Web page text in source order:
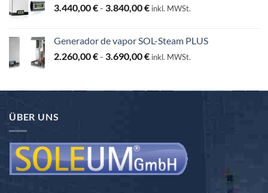
3.440,00€- 3.840,00€Rango
desde
3.440,00 €
inkl. MWSt.
Generador de vapor SOL-Steam PLUS
2.260,00€- 3.690,00€Rango
desde
inkl. MWSt.
ÜBER UNS